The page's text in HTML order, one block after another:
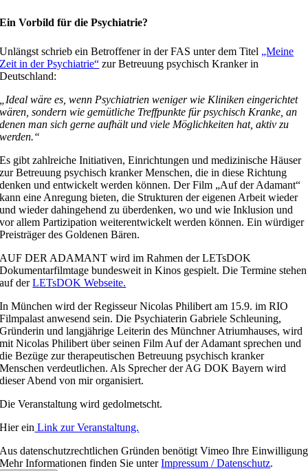
Ein Vorbild für die Psychiatrie?
Unlängst schrieb ein Betroffener in der FAS unter dem Titel „Meine
Zeit in der Psychiatrie“ zur Betreuung psychisch Kranker in
Deutschland:
„Ideal wäre es, wenn Psychiatrien weniger wie Kliniken eingerichtet
wären, sondern wie gemütliche Treffpunkte für psychisch Kranke, an
denen man sich gerne aufhält und viele Möglichkeiten hat, aktiv zu
werden.“
Es gibt zahlreiche Initiativen, Einrichtungen und medizinische Häuser
zur Betreuung psychisch kranker Menschen, die in diese Richtung
denken und entwickelt werden können. Der Film „Auf der Adamant“
kann eine Anregung bieten, die Strukturen der eigenen Arbeit wieder
und wieder dahingehend zu überdenken, wo und wie Inklusion und
vor allem Partizipation weiterentwickelt werden können. Ein würdiger
Preisträger des Goldenen Bären.
AUF DER ADAMANT wird im Rahmen der LETsDOK
Dokumentarfilmtage bundesweit in Kinos gespielt. Die Termine stehen
auf derLETsDOK Webseite.
In München wird der Regisseur Nicolas Philibert am 15.9. im RIO
Filmpalast anwesend sein. Die Psychiaterin Gabriele Schleuning,
Gründerin und langjährige Leiterin des Münchner Atriumhauses, wird
mit Nicolas Philibert über seinen Film Auf der Adamant sprechen und
die Bezüge zur therapeutischen Betreuung psychisch kranker
Menschen verdeutlichen. Als Sprecher der AG DOK Bayern wird
dieser Abend von mir organisiert.
Die Veranstaltung wird gedolmetscht.
Hier ein Link zur Veranstaltung.
Aus datenschutzrechtlichen Gründen benötigt Vimeo Ihre
Mehr Informationen finden Sie unterImpressum / Datenschutz.